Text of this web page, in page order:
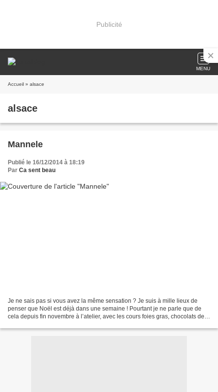
Publicité
MENU
Accueil » alsace
alsace
Mannele
Publié le 16/12/2014 à 18:19
Par Ca sent beau
Je ne sais pas si vous avez la même sensation ? Je suis à mille lieux de
penser que Noël est déjà dans une semaine ! Pourtant je ne parle que de
cela depuis fin novembre à l’atelier, avec les cours foies gras, chocolats de